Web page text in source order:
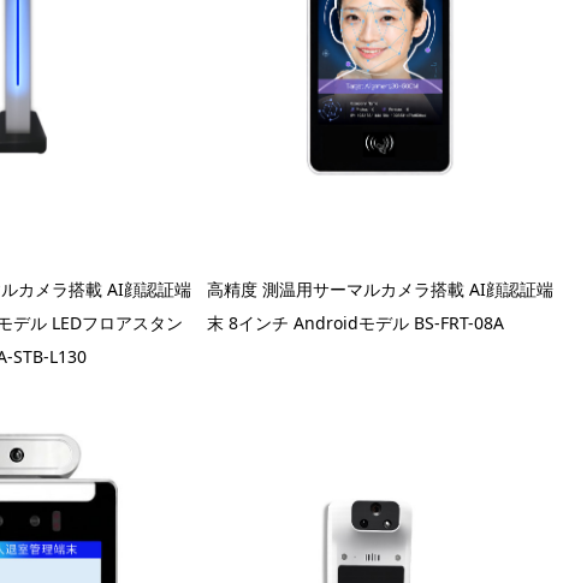
カメラ搭載 AI顔認証端
デル LEDフロアスタン
STB-L130
高精度 測温用サーマルカメラ搭載 AI顔認証端
末 8インチ Androidモデル BS-FRT-08A